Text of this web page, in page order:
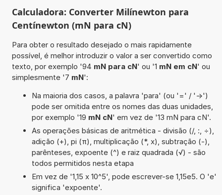
Calculadora: Converter Milínewton para
Centínewton (mN para cN)
Para obter o resultado desejado o mais rapidamente
possível, é melhor introduzir o valor a ser convertido como
texto, por exemplo '94 mN para cN' ou '1 mN em cN' ou
simplesmente '7 mN':
Na maioria dos casos, a palavra 'para' (ou '=' / '->')
pode ser omitida entre os nomes das duas unidades,
por exemplo '19 mN cN' em vez de '13 mN para cN'.
As operações básicas de aritmética - divisão (/, :, ÷),
adição (+), pi (π), multiplicação (*, x), subtração (-),
parênteses, expoente (^) e raiz quadrada (√) - são
todos permitidos nesta etapa
Em vez de '1,15 x 10^5', pode escrever-se 1,15e5. O 'e'
significa 'expoente'.